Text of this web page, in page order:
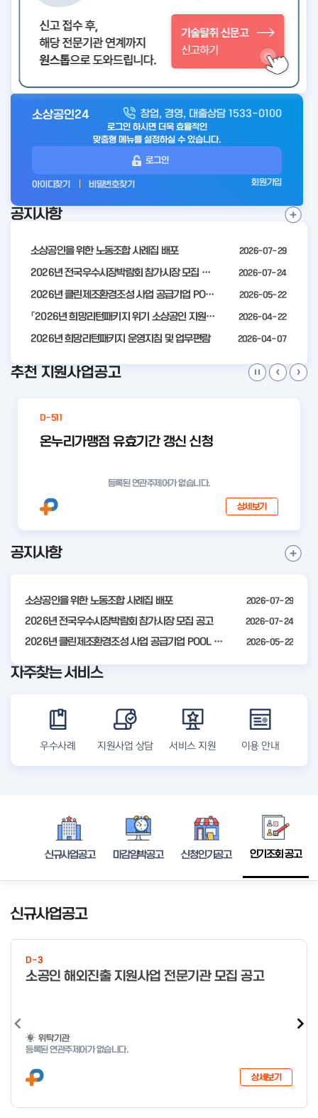
아
전
소상공인24 창업, 경영, 대출상담 1533-0100
로그인 하시면 더욱 효율적인
맞춤형 메뉴를 설정하실 수 있습니다.
로그인
아이디찾기 비밀번호찾기 회원가입
공지사항
소상공인을 위한 노동조합 사례집 배포 2026-07-29
2026년 전국우수시장박람회 참가시장 모집 공고 2026-07-24
2026년 클린제조환경조성 사업 공급기업 POOL 안내 2026-05-22
「2026년 희망리턴패키지 위기 소상공인 지원」모집 통합 2차 수정 공고 2026-04-22
2026년 희망리턴패키지 운영지침 및 업무편람 2026-04-07
공
추천 지원사업공고
D-511
온누리가맹점 유효기간 갱신 신청
등록된 연관주제어가 없습니다.
상세보기
I
4
공지사항
소상공인을 위한 노동조합 사례집 배포 2026-07-29
2026년 전국우수시장박람회 참가시장 모집 공고 2026-07-24
2026년 클린제조환경조성 사업 공급기업 POOL 안내 2026-05-22
공
항
보
기
자주찾는 서비스
우수사례 지원사업 상담 서비스 지원 이용 안내
신규사업공고 마감임박공고 신청인기공고 인기조회 공고
신규사업공고
D-3
소공인 해외진출 지원사업 전문기관 모집 공고
위탁기관
등록된 연관주제어가 없습니다.
상세보기